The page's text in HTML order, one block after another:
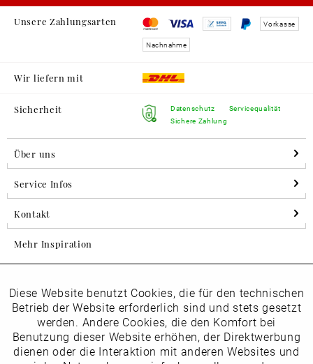
Unsere Zahlungsarten Vorkasse
Nachnahme
Wir liefern mit
Sicherheit
Datenschutz
Sichere Zahlung
Servicequalität
Über uns
Service Infos
Kontakt
Mehr Inspiration
Folgen Sie uns auf Instagram
horsch_schuhe
Funktionale Aktiv
Marketing Inaktiv
Diese Website benutzt Cookies, die für den technischen
Betrieb der Website erforderlich sind und stets gesetzt
werden. Andere Cookies, die den Komfort bei
Benutzung dieser Website erhöhen, der Direktwerbung
dienen oder die Interaktion mit anderen Websites und